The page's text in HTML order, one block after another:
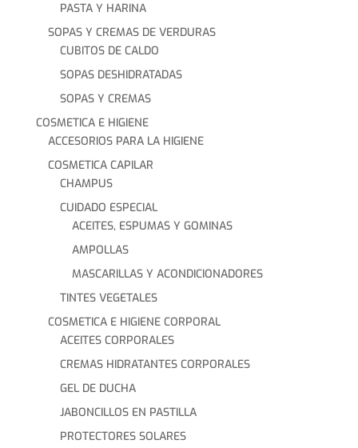
PASTA Y HARINA
SOPAS Y CREMAS DE VERDURAS
CUBITOS DE CALDO
SOPAS DESHIDRATADAS
SOPAS Y CREMAS
COSMETICA E HIGIENE
ACCESORIOS PARA LA HIGIENE
COSMETICA CAPILAR
CHAMPUS
CUIDADO ESPECIAL
ACEITES, ESPUMAS Y GOMINAS
AMPOLLAS
MASCARILLAS Y ACONDICIONADORES
TINTES VEGETALES
COSMETICA E HIGIENE CORPORAL
ACEITES CORPORALES
CREMAS HIDRATANTES CORPORALES
GEL DE DUCHA
JABONCILLOS EN PASTILLA
PROTECTORES SOLARES